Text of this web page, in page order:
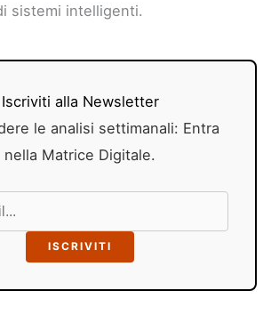
sistemi intelligenti.
Iscriviti alla Newsletter
le analisi settimanali: Entra
nella Matrice Digitale.
ISCRIVITI